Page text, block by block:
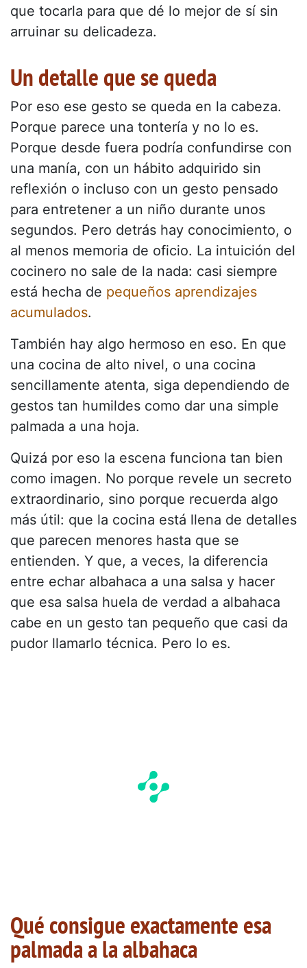
que tocarla para que dé lo mejor de sí sin
arruinar su delicadeza.
Un detalle que se queda
Por eso ese gesto se queda en la cabeza.
Porque parece una tontería y no lo es.
Porque desde fuera podría confundirse con
una manía, con un hábito adquirido sin
reflexión o incluso con un gesto pensado
para entretener a un niño durante unos
segundos. Pero detrás hay conocimiento, o
al menos memoria de oficio. La intuición del
cocinero no sale de la nada: casi siempre
está hecha de pequeños aprendizajes
acumulados.
También hay algo hermoso en eso. En que
una cocina de alto nivel, o una cocina
sencillamente atenta, siga dependiendo de
gestos tan humildes como dar una simple
palmada a una hoja.
Quizá por eso la escena funciona tan bien
como imagen. No porque revele un secreto
extraordinario, sino porque recuerda algo
más útil: que la cocina está llena de detalles
que parecen menores hasta que se
entienden. Y que, a veces, la diferencia
entre echar albahaca a una salsa y hacer
que esa salsa huela de verdad a albahaca
cabe en un gesto tan pequeño que casi da
pudor llamarlo técnica. Pero lo es.
Qué consigue exactamente esa
palmada a la albahaca